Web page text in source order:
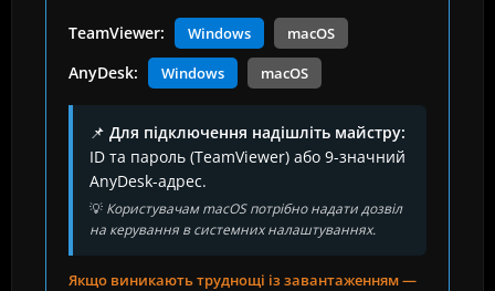
TeamViewer: Windows macOS
AnyDesk: Windows macOS
📌 Для підключення надішліть майстру:
ID та пароль (TeamViewer) або 9-значний
AnyDesk-адрес.
💡 Користувачам macOS потрібно надати дозвіл
на керування в системних налаштуваннях.
Якщо виникають труднощі із завантаженням —